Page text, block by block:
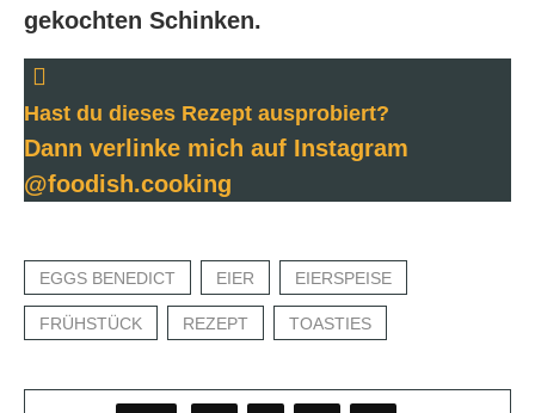
gekochten Schinken.
Hast du dieses Rezept ausprobiert?
Dann verlinke mich auf Instagram
@foodish.cooking
EGGS BENEDICT EIER EIERSPEISE
FRÜHSTÜCK REZEPT TOASTIES